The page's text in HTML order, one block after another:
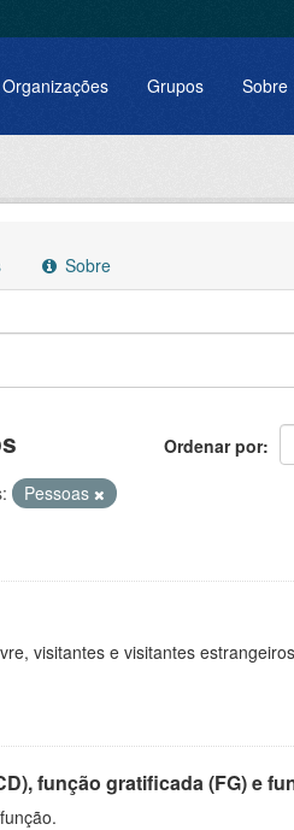
Organizações Grupos Sobre
Sobre
Ordenar por
Pessoas
visitantes e visitantes
função gratificada (FG) e